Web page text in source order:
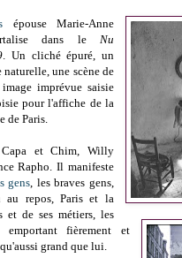
épouse Marie-Anne
dans le Nu
. Un cliché épuré, un
une scène de
imprévue saisie
pour l'affiche de la
de Paris.
Capa et Chim, Willy
Rapho. Il manifeste
gens, les braves gens,
repos, Paris et la
et de ses métiers, les
fièrement et
grand que lui.